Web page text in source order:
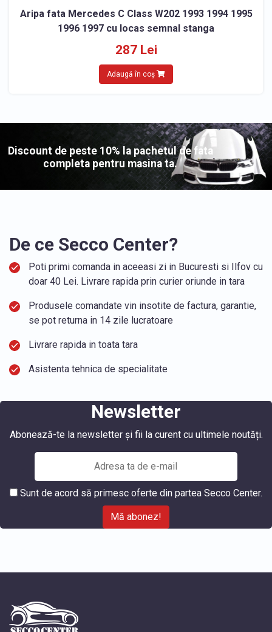
Aripa fata Mercedes C Class W202 1993 1994 1995
1996 1997 cu locas semnal stanga
287 Lei
Adaugă în coș
Discount de peste 10% la pachetul de fata
completa pentru masina ta.
De ce Secco Center?
Poti primi comanda in aceeasi zi in Bucuresti si Ilfov cu
doar 40 Lei. Livrare rapida prin curier oriunde in tara
Produsele comandate vin insotite de factura, garantie,
se pot returna in 14 zile lucratoare
Livrare rapida in toata tara
Asistenta tehnica de specialitate
Newsletter
Abonează-te la newsletter și fii la curent cu ultimele noutăți.
Sunt de acord să primesc oferte din partea Secco Center.
Mă abonez!